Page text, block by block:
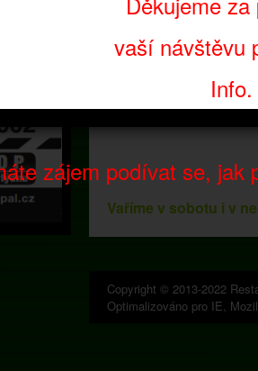
Vaříme v sobotu i v
Copyright © 2013-2022
Optimalizováno pro IE,
vaší návštěvu
zájem podívat se,